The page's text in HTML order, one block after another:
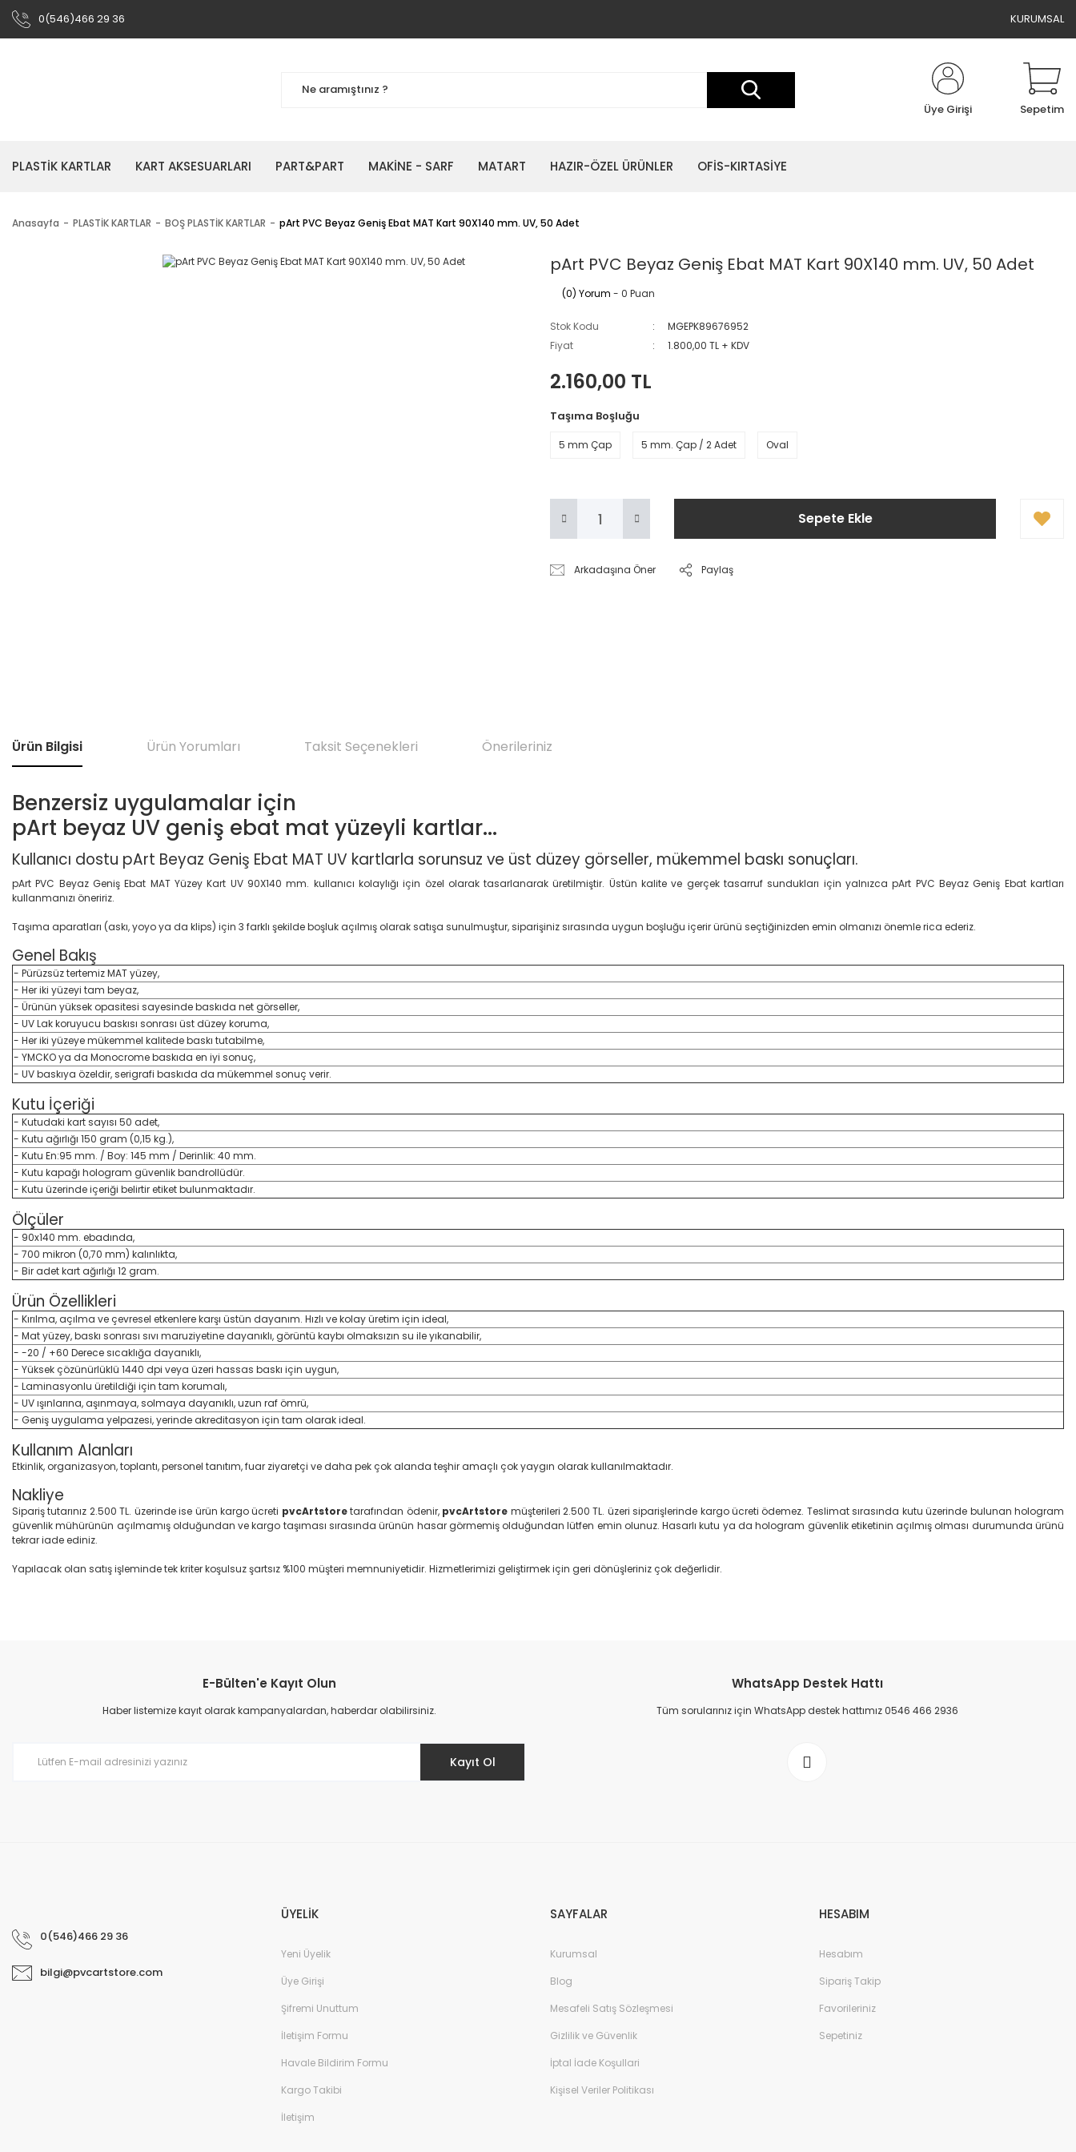
0(546)466 29 36 KURUMSAL
Üye Girişi Sepetim
PLASTİK KARTLAR KART AKSESUARLARI PART&PART MAKİNE - SARF MATART HAZIR-ÖZEL ÜRÜNLER OFİS-KIRTASİYE
Anasayfa PLASTİK KARTLAR BOŞ PLASTİK KARTLAR pArt PVC Beyaz Geniş Ebat MAT Kart 90X140 mm. UV, 50 Adet
pArt PVC Beyaz Geniş Ebat MAT Kart 90X140 mm. UV, 50 Adet
(0) Yorum - 0 Puan
Stok Kodu
MGEPK89676952
Fiyat
1.800,00 TL + KDV
2.160,00 TL
Taşıma Boşluğu
5 mm Çap 5 mm. Çap / 2 Adet Oval
Sepete Ekle
Arkadaşına Öner Paylaş
Ürün Bilgisi Ürün Yorumları Taksit Seçenekleri Önerileriniz
Benzersiz uygulamalar için
pArt beyaz UV geniş ebat mat yüzeyli kartlar...
Kullanıcı dostu pArt Beyaz Geniş Ebat MAT UV kartlarla sorunsuz ve üst düzey görseller, mükemmel baskı sonuçları.
pArt PVC Beyaz Geniş Ebat MAT Yüzey Kart UV 90X140 mm. kullanıcı kolaylığı için özel olarak tasarlanarak üretilmiştir. Üstün kalite ve gerçek tasarruf sundukları için yalnızca pArt PVC Beyaz Geniş Ebat kartları
kullanmanızı öneririz.
Taşıma aparatları (askı, yoyo ya da klips) için 3 farklı şekilde boşluk açılmış olarak satışa sunulmuştur, siparişiniz sırasında uygun boşluğu içerir ürünü seçtiğinizden emin olmanızı önemle rica ederiz.
Genel Bakış
- Pürüzsüz tertemiz MAT yüzey,
- Her iki yüzeyi tam beyaz,
- Ürünün yüksek opasitesi sayesinde baskıda net görseller,
- UV Lak koruyucu baskısı sonrası üst düzey koruma,
- Her iki yüzeye mükemmel kalitede baskı tutabilme,
- YMCKO ya da Monocrome baskıda en iyi sonuç,
- UV baskıya özeldir, serigrafi baskıda da mükemmel sonuç verir.
Kutu İçeriği
- Kutudaki kart sayısı 50 adet,
- Kutu ağırlığı 150 gram (0,15 kg.),
- Kutu En:95 mm. / Boy: 145 mm / Derinlik: 40 mm.
- Kutu kapağı hologram güvenlik bandrollüdür.
- Kutu üzerinde içeriği belirtir etiket bulunmaktadır.
Ölçüler
- 90x140 mm. ebadında,
- 700 mikron (0,70 mm) kalınlıkta,
- Bir adet kart ağırlığı 12 gram.
Ürün Özellikleri
- Kırılma, açılma ve çevresel etkenlere karşı üstün dayanım. Hızlı ve kolay üretim için ideal,
- Mat yüzey, baskı sonrası sıvı maruziyetine dayanıklı, görüntü kaybı olmaksızın su ile yıkanabilir,
- -20 / +60 Derece sıcaklığa dayanıklı,
- Yüksek çözünürlüklü 1440 dpi veya üzeri hassas baskı için uygun,
- Laminasyonlu üretildiği için tam korumalı,
- UV ışınlarına, aşınmaya, solmaya dayanıklı, uzun raf ömrü,
- Geniş uygulama yelpazesi, yerinde akreditasyon için tam olarak ideal.
Kullanım Alanları
Etkinlik, organizasyon, toplantı, personel tanıtım, fuar ziyaretçi ve daha pek çok alanda teşhir amaçlı çok yaygın olarak kullanılmaktadır.
Nakliye
Sipariş tutarınız 2.500 TL. üzerinde ise ürün kargo ücreti pvcArtstoretarafından ödenir, pvcArtstore müşterileri 2.500 TL. üzeri siparişlerinde kargo ücreti ödemez. Teslimat sırasında kutu üzerinde bulunan hologram
güvenlik mühürünün açılmamış olduğundan ve kargo taşıması sırasında ürünün hasar görmemiş olduğundan lütfen emin olunuz. Hasarlı kutu ya da hologram güvenlik etiketinin açılmış olması durumunda ürünü
tekrar iade ediniz.
Yapılacak olan satış işleminde tek kriter koşulsuz şartsız %100 müşteri memnuniyetidir. Hizmetlerimizi geliştirmek için geri dönüşleriniz çok değerlidir.
Ürün resmi kalitesiz, bozuk veya görüntülenemiyor.
Ürün açıklamasında eksik bilgiler bulunuyor.
E-Bülten'e Kayıt Olun
Haber listemize kayıt olarak kampanyalardan, haberdar olabilirsiniz.
Kayıt Ol
WhatsApp Destek Hattı
Tüm sorularınız için WhatsApp destek hattımız 0546 466 2936
0(546)466 29 36
bilgi@pvcartstore.com
ÜYELİK
Yeni Üyelik
Üye Girişi
Şifremi Unuttum
İletişim Formu
Havale Bildirim Formu
Kargo Takibi
İletişim
SAYFALAR
Kurumsal
Blog
Mesafeli Satış Sözleşmesi
Gizlilik ve Güvenlik
İptal İade Koşullari
Kişisel Veriler Politikası
HESABIM
Hesabım
Sipariş Takip
Favorileriniz
Sepetiniz